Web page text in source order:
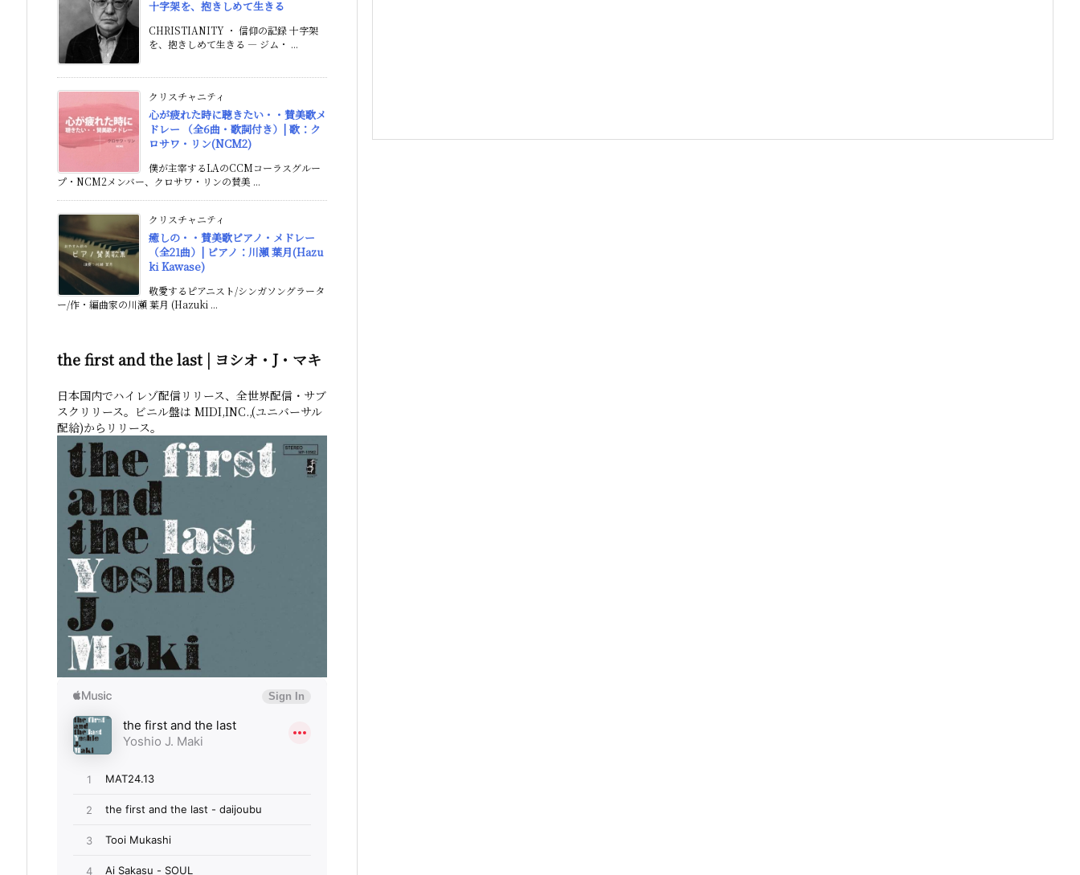
十字架を、抱きしめて生きる
CHRISTIANITY ・ 信仰の記録 十字架
を、抱きしめて生きる ― ジム・ ...
クリスチャニティ
心が疲れた時に聴きたい・・賛美歌メ
ドレー （全6曲・歌詞付き）| 歌：ク
ロサワ・リン(NCM2)
僕が主宰するLAのCCMコーラスグルー
プ・NCM2メンバー、クロサワ・リンの賛美 ...
クリスチャニティ
癒しの・・賛美歌ピアノ・メドレー
（全21曲）| ピアノ：川瀬 葉月(Hazu
ki Kawase)
敬愛するピアニスト/シンガソングラータ
ー/作・編曲家の川瀬 葉月 (Hazuki ...
the first and the last | ヨシオ・J・マキ
日本国内でハイレゾ配信リリース、全世界配信・サブ
スクリリース。ビニル盤は MIDI,INC.,(ユニバーサル
配給)からリリース。